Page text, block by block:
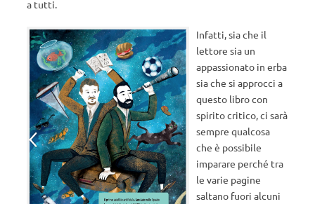
a tutti.
Infatti, sia che il
lettore sia un
appassionato in erba
sia che si approcci a
questo libro con
spirito critico, ci sarà
sempre qualcosa
che è possibile
imparare perché tra
le varie pagine
saltano fuori alcuni